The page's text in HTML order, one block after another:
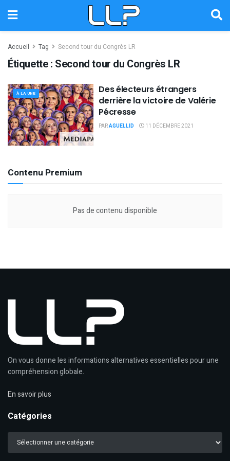
Accueil Tag Second tour du Congrès LR
Étiquette : Second tour du Congrès LR
À LA UNE
Des électeurs étrangers
derrière la victoire de Valérie
Pécresse
PARAGUELLID 11 DÉCEMBRE 2021
Contenu Premium
Pas de contenu disponible
On vous donne les informations alternatives essentielles pour une
compréhension globale.
En savoir plus
Catégories
Catégories